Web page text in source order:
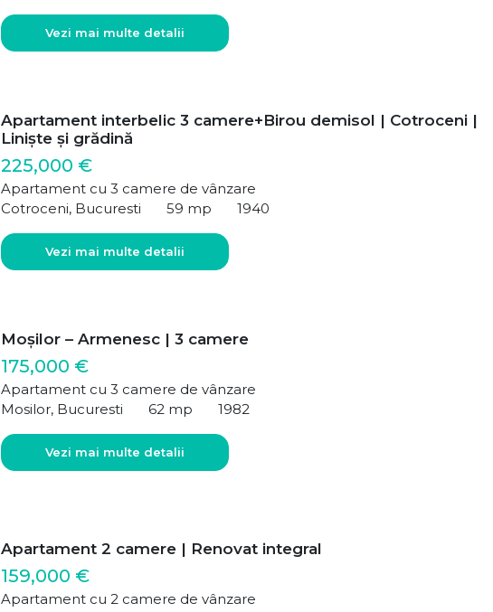
Vezi mai multe detalii
Apartament interbelic 3 camere+Birou demisol | Cotroceni |
Liniște și grădină
225,000 €
Apartament cu 3 camere de vânzare
Cotroceni, Bucuresti
59 mp 1940
Vezi mai multe detalii
Moșilor – Armenesc | 3 camere
175,000 €
Apartament cu 3 camere de vânzare
Mosilor, Bucuresti
62 mp 1982
Vezi mai multe detalii
Apartament 2 camere | Renovat integral
159,000 €
Apartament cu 2 camere de vânzare